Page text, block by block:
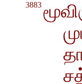
3883